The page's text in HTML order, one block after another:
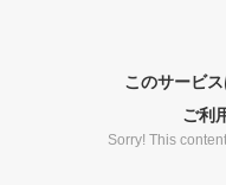
このサービ
ご利
Sorry! This